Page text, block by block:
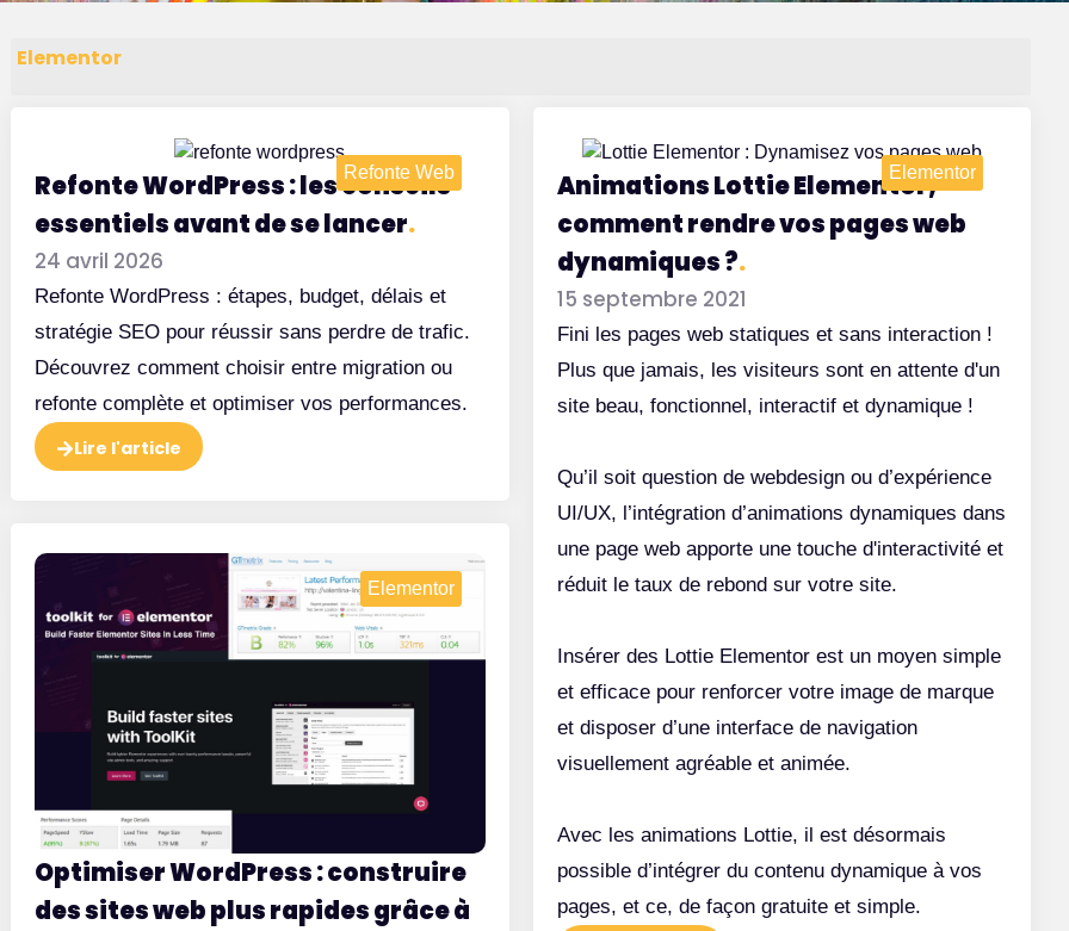
des titres dans vos pages
web
Elementor
Refonte Web
Refonte WordPress : les conseils
essentiels avant de se lancer.
24 avril 2026
Refonte WordPress : étapes, budget, délais et
stratégie SEO pour réussir sans perdre de trafic.
Découvrez comment choisir entre migration ou
refonte complète et optimiser vos performances.
Lire l'article
Elementor
Animations Lottie Elementor,
comment rendre vos pages web
dynamiques ?.
15 septembre 2021
Fini les pages web statiques et sans interaction !
Plus que jamais, les visiteurs sont en attente d'un
site beau, fonctionnel, interactif et dynamique !
Qu’il soit question de webdesign ou d’expérience
UI/UX, l’intégration d’animations dynamiques dans
une page web apporte une touche d'interactivité et
réduit le taux de rebond sur votre site.
Insérer des Lottie Elementor est un moyen simple
et efficace pour renforcer votre image de marque
et disposer d’une interface de navigation
visuellement agréable et animée.
Avec les animations Lottie, il est désormais
possible d’intégrer du contenu dynamique à vos
pages, et ce, de façon gratuite et simple.
Elementor
Optimiser WordPress : construire
des sites web plus rapides grâce à